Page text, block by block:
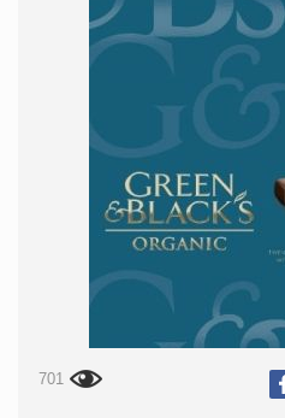
701